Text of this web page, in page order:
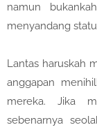
namun
menyandang
Lantas haruskah
anggapan
mereka. Jika
sebenarnya